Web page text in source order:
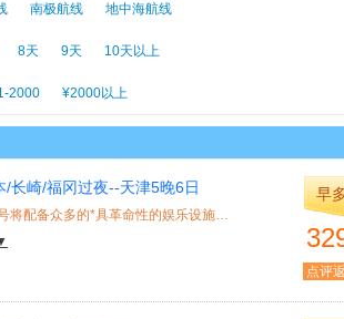
南极航线 地中海航线
8天 9天 10天以上
2000 ¥2000以上
/长崎/福冈过夜--天津5晚6日
特色：作为量子系列的一艘新船，皇家赞礼号将配备众多的*具革命性的娱乐设施：高...
早
点评